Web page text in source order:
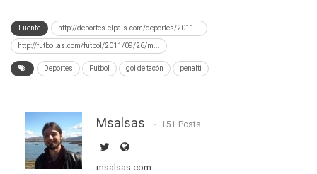
Fuente http://deportes.elpais.com/deportes/2011...
http://futbol.as.com/futbol/2011/09/26/m...
Deportes Fútbol gol de tacón penalti
Msalsas 151 Posts
msalsas.com